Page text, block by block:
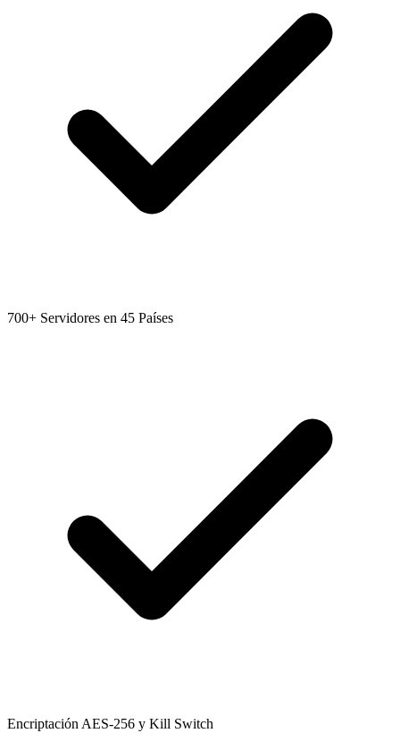
700+ Servidores en 45 Países
Encriptación AES-256 y Kill Switch